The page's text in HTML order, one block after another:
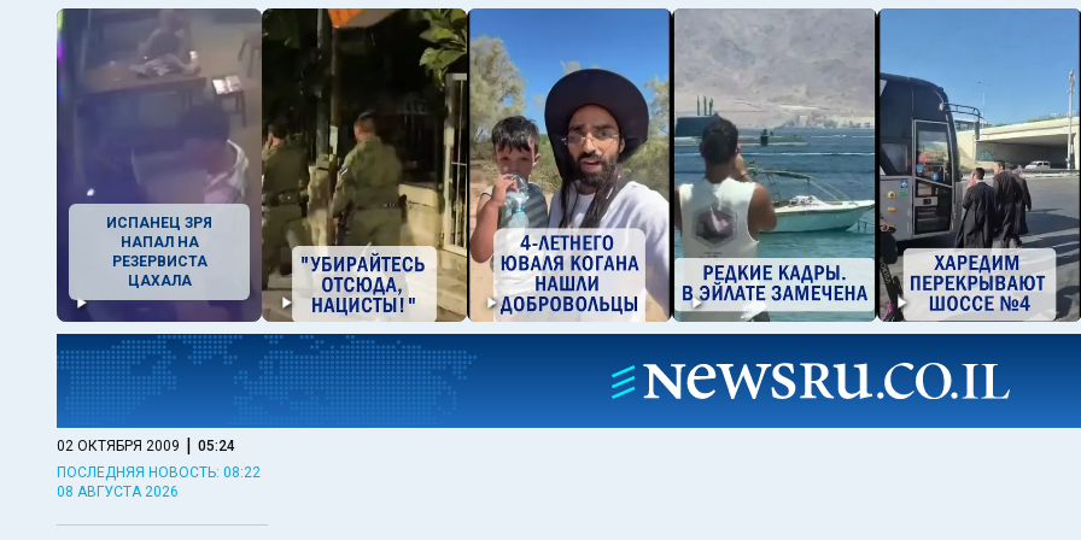
ИСПАНЕЦ ЗРЯ
НАПАЛ НА
РЕЗЕРВИСТА
ЦАХАЛА
02 ОКТЯБРЯ 2009 | 05:24
ПОСЛЕДНЯЯ НОВОСТЬ: 08:22
08 АВГУСТА 2026